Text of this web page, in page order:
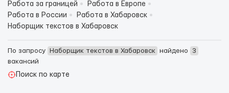
Работа за границей
Работа в Европе
Работа в России
Работа в Хабаровск
Наборщик текстов в Хабаровск
По запросу Наборщик текстов в Хабаровск найдено
3
вакансий
Поиск по карте